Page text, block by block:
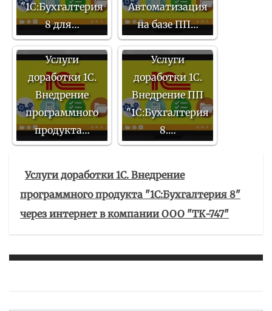
"1С:Бухгалтерия
8 для…
Автоматизация
на базе ПП…
Услуги
доработки 1С.
Внедрение
программного
продукта…
Услуги
доработки 1С.
Внедрение ПП
"1С:Бухгалтерия
8.…
Услуги доработки 1С. Внедрение
программного продукта "1С:Бухгалтерия 8"
через интернет в компании ООО "ТК-747"